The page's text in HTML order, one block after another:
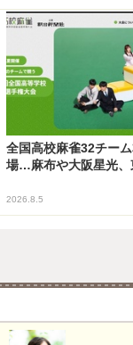
全国高校麻雀32チー
場…麻布や大阪星光、
2026.8.5